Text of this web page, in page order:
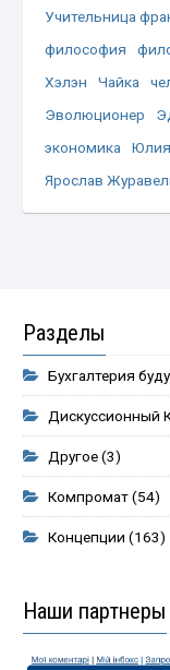
Учительница
философия
Хэлэн
Чайка
Эволюционер
экономика
Юлия
Ярослав
Разделы
Бухгалтерия
Дискуссионный
Другое(3)
Компромат(54)
Концепции (163)
Наши партнеры